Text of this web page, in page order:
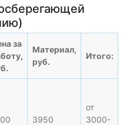
за
Материал,
руб.
Итого:
3950
от
3000-